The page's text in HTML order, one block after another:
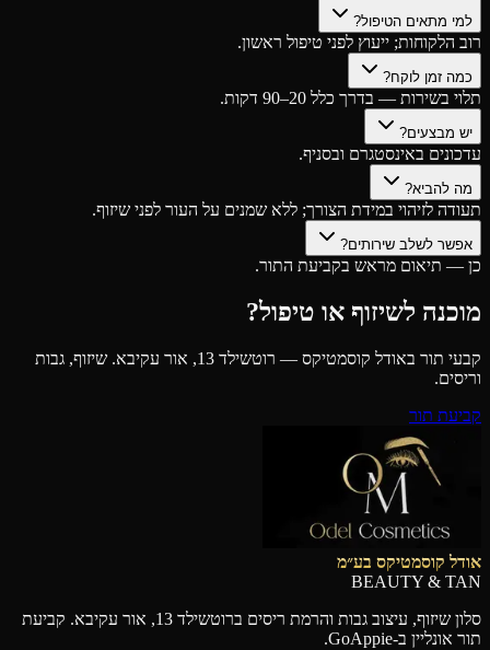
למי מתאים הטיפול?
רוב הלקוחות; ייעוץ לפני טיפול ראשון.
כמה זמן לוקח?
תלוי בשירות — בדרך כלל 20–90 דקות.
יש מבצעים?
עדכונים באינסטגרם ובסניף.
מה להביא?
תעודה לזיהוי במידת הצורך; ללא שמנים על העור לפני שיזוף.
אפשר לשלב שירותים?
כן — תיאום מראש בקביעת התור.
מוכנה לשיזוף או טיפול?
קבעי תור באודל קוסמטיקס — רוטשילד 13, אור עקיבא. שיזוף, גבות
וריסים.
קביעת תור
אודל קוסמטיקס בע״מ
BEAUTY & TAN
סלון שיזוף, עיצוב גבות והרמת ריסים ברוטשילד 13, אור עקיבא. קביעת
תור אונליין ב-GoAppie.